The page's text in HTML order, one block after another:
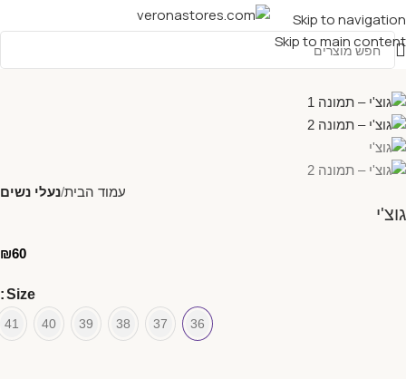
Skip to navigation
Skip to main content
עמוד הבית נעלי נשים
גוצ'י
₪60
Size
36
37
38
39
40
41